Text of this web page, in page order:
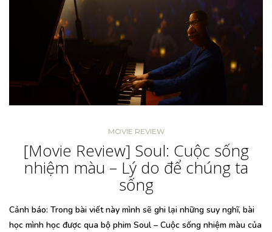
MOVIE REVIEW
[Movie Review] Soul: Cuộc sống
nhiệm màu – Lý do để chúng ta
sống
Cảnh báo: Trong bài viết này mình sẽ ghi lại những suy nghĩ, bài
học mình học được qua bộ phim Soul – Cuộc sống nhiệm màu của